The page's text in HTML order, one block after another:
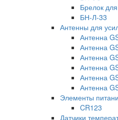
Брелок
БН-Л-33
Антенны для
Антенна
Антенна
Антенна
Антенна
Антенна
Антенна
Элементы
CR123
Датчики